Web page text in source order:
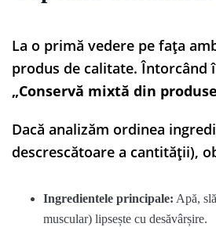
La o primă vedere pe fața
produs de calitate. Întorcând
„Conservă mixtă din
Dacă analizăm ordinea
descrescătoare a cantității),
Ingredientele principale: Apă,
muscular) lipsește cu desăvârșire.